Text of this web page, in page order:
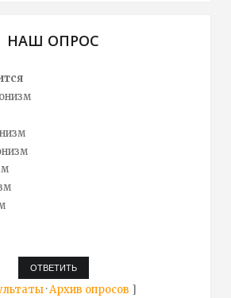
НАШ ОПРОС
·Архив опросов ]